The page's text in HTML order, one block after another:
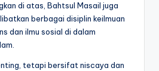
di atas, Bahtsul Masail juga
berbagai disiplin keilmuan
dan ilmu sosial di dalam
tetapi bersifat niscaya dan